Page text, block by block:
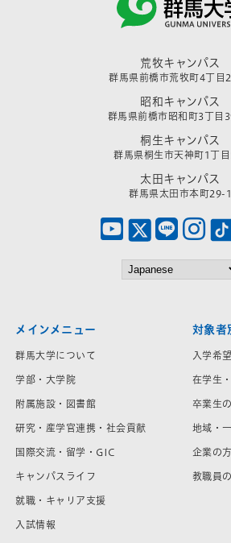
荒牧キャンパス
群馬県前橋市荒牧町4丁目
昭和キャンパス
群馬県前橋市昭和町3丁目
桐生キャンパス
群馬県桐生市天神町1丁
太田キャンパス
群馬県太田市本町29-1
メインメニュー
群馬大学について
学部・大学院
附属施設・図書館
研究・産学官連携・社会貢献
国際交流・留学・GIC
キャンパスライフ
就職・キャリア支援
入試情報
対象者
入学希
在学生
卒業生
地域・
企業の方
教職員